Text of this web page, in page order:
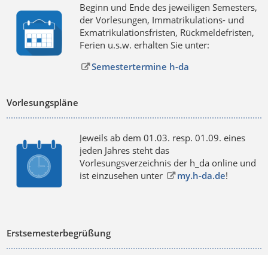
Beginn und Ende des jeweiligen Semesters,
der Vorlesungen, Immatrikulations- und
Exmatrikulationsfristen, Rückmeldefristen,
Ferien u.s.w. erhalten Sie unter:
Semestertermine h-da
Vorlesungspläne
Jeweils ab dem 01.03. resp. 01.09. eines
jeden Jahres steht das
Vorlesungsverzeichnis der h_da online und
ist einzusehen unter
my.h-da.de!
Erstsemesterbegrüßung